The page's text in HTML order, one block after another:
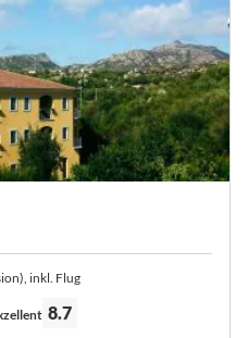
inkl. Flug
8.7